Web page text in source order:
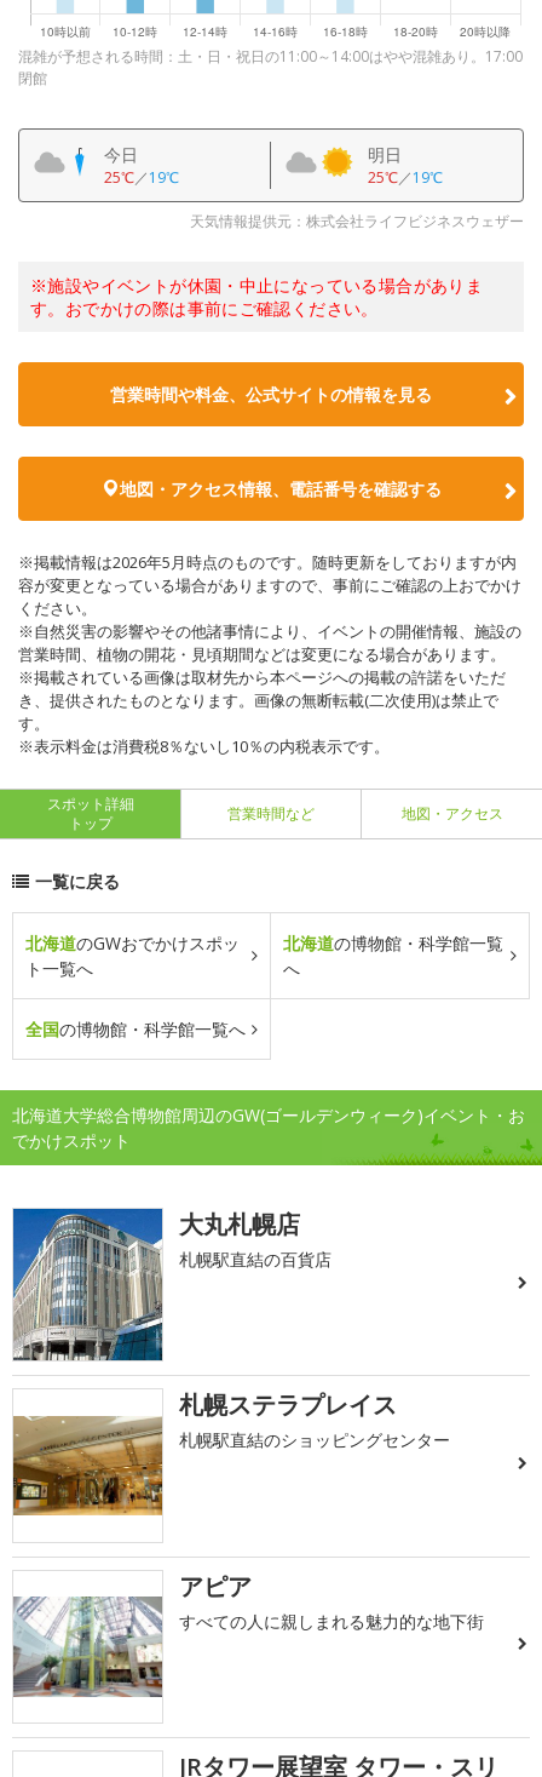
混雑が予想される時間：土・日・祝日の11:00～14:00はやや混雑あり。17:00
閉館
今日
25℃／19℃
明日
25℃／19℃
天気情報提供元：株式会社ライフビジネスウェザー
※施設やイベントが休園・中止になっている場合がありま
す。おでかけの際は事前にご確認ください。
営業時間や料金、公式サイトの情報を見る
地図・アクセス情報、電話番号を確認する
※掲載情報は2026年5月時点のものです。随時更新をしておりますが内
容が変更となっている場合がありますので、事前にご確認の上おでかけ
ください。
※自然災害の影響やその他諸事情により、イベントの開催情報、施設の
営業時間、植物の開花・見頃期間などは変更になる場合があります。
※掲載されている画像は取材先から本ページへの掲載の許諾をいただ
き、提供されたものとなります。画像の無断転載(二次使用)は禁止で
す。
※表示料金は消費税8％ないし10％の内税表示です。
スポット詳細
トップ
営業時間など 地図・アクセス
一覧に戻る
北海道のGWおでかけスポッ
ト一覧へ
北海道の博物館・科学館一覧
へ
全国の博物館・科学館一覧へ
北海道大学総合博物館周辺のGW(ゴールデンウィーク)イベント・お
でかけスポット
大丸札幌店
札幌駅直結の百貨店
札幌ステラプレイス
札幌駅直結のショッピングセンター
アピア
すべての人に親しまれる魅力的な地下街
JRタワー展望室 タワー・スリ